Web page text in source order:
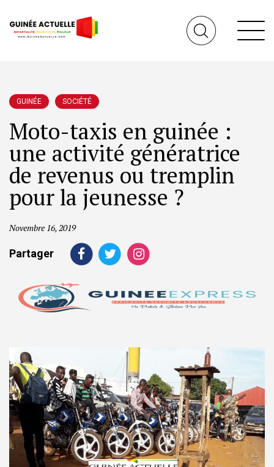
GUINÉE SOCIÉTÉ
Moto-taxis en guinée :
une activité génératrice
de revenus ou tremplin
pour la jeunesse ?
Novembre 16, 2019
Partager